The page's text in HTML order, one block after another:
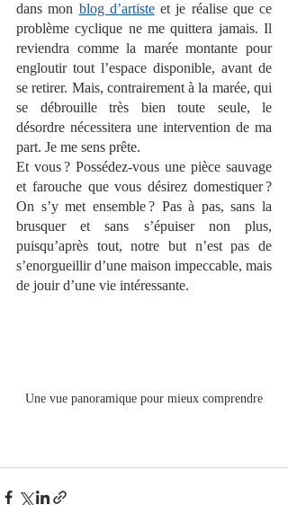
dans mon blog d’artiste et je réalise que ce
problème cyclique ne me quittera jamais. Il
reviendra comme la marée montante pour
engloutir tout l’espace disponible, avant de
se retirer. Mais, contrairement à la marée, qui
se débrouille très bien toute seule, le
désordre nécessitera une intervention de ma
part. Je me sens prête.
Et vous ? Possédez-vous une pièce sauvage
et farouche que vous désirez domestiquer ?
On s’y met ensemble ? Pas à pas, sans la
brusquer et sans s’épuiser non plus,
puisqu’après tout, notre but n’est pas de
s’enorgueillir d’une maison impeccable, mais
de jouir d’une vie intéressante.
Une vue panoramique pour mieux comprendre